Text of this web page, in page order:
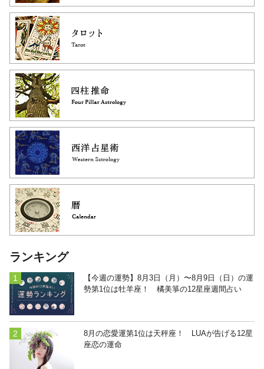
ランキング
【今週の運勢】8月3日（月）〜8月9日（日）の運
勢第1位は牡羊座！ 橘美箏の12星座週間占い
8月の恋愛運第1位は天秤座！ LUAが告げる12星
座恋の運命